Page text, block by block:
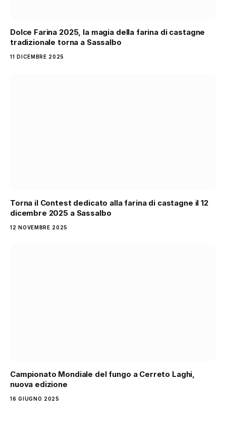
Dolce Farina 2025, la magia della farina di castagne
tradizionale torna a Sassalbo
11 DICEMBRE 2025
Torna il Contest dedicato alla farina di castagne il 12
dicembre 2025 a Sassalbo
12 NOVEMBRE 2025
Campionato Mondiale del fungo a Cerreto Laghi,
nuova edizione
16 GIUGNO 2025